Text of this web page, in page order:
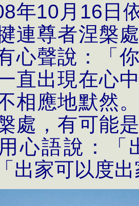
年10 月 16 日
連尊者涅槃
心聲說：「
直出現在心
相應地默然
處，有可能
心語說：「
出家可以度